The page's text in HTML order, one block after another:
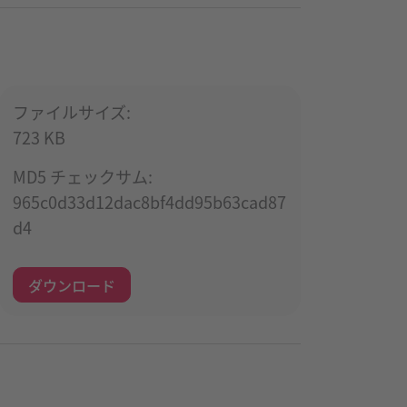
ファイルサイズ:
723 KB
MD5 チェックサム:
965c0d33d12dac8bf4dd95b63cad87
d4
ダウンロード